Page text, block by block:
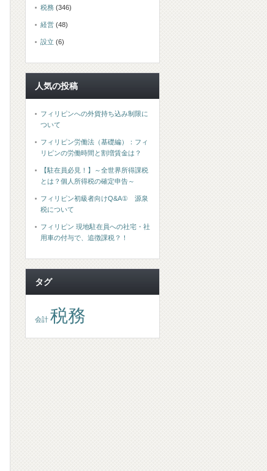
税務 (346)
経営 (48)
設立 (6)
人気の投稿
フィリピンへの外貨持ち込み制限に
ついて
フィリピン労働法（基礎編）：フィ
リピンの労働時間と割増賃金は？
【駐在員必見！】～全世界所得課税
とは？個人所得税の確定申告～
フィリピン初級者向けQ&A① 源泉
税について
フィリピン 現地駐在員への社宅・社
用車の付与で、追徴課税？！
タグ
会計 税務